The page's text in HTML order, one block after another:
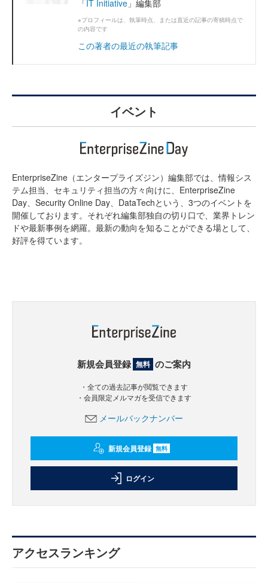
「 IT Initiative 」編集部
※プロフィールは、執筆時点、または直近の記事の寄稿時点で
の内容です
この著者の最近の執筆記事
イベント
EnterpriseZine（エンタープライズジン）編集部では、情報シス
テム担当、セキュリティ担当の方々向けに、EnterpriseZine
Day、Security Online Day、DataTechという、3つのイベントを
開催しております。それぞれ編集部独自の切り口で、業界トレン
ドや最新事例を網羅。最新の動向を知ることができる場として、
好評を得ています。
新規会員登録 無料 のご案内
・全ての過去記事が閲覧できます
・会員限定メルマガを受信できます
メールバックナンバー
新規会員登録 無料
ログイン
アクセスランキング